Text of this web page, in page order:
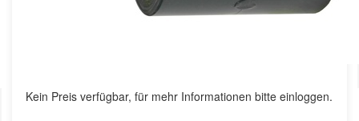
Kein Preis verfügbar, für mehr Informationen bitte einloggen.